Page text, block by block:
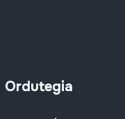
Ordutegia